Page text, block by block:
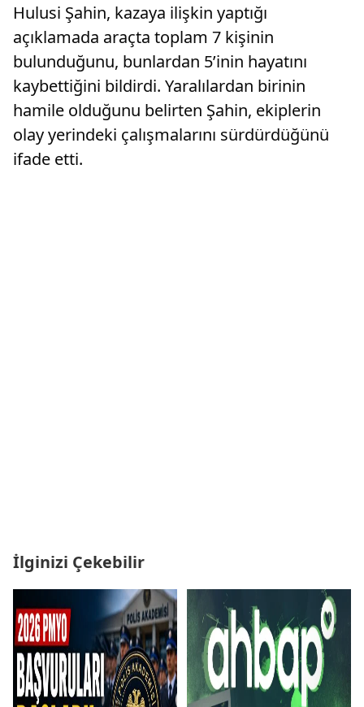
Hulusi Şahin, kazaya ilişkin yaptığı
açıklamada araçta toplam 7 kişinin
bulunduğunu, bunlardan 5’inin hayatını
kaybettiğini bildirdi. Yaralılardan birinin
hamile olduğunu belirten Şahin, ekiplerin
olay yerindeki çalışmalarını sürdürdüğünü
ifade etti.
İlginizi Çekebilir